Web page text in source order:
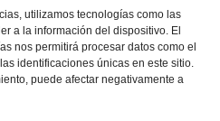
utilizamos tecnologías como las
a la información del dispositivo. El
nos permitirá procesar datos como el
identificaciones únicas en este sitio.
puede afectar negativamente a